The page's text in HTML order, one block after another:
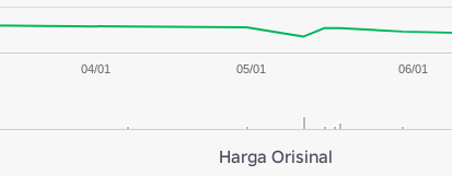
04/01 05/01 06/01
Harga Orisinal